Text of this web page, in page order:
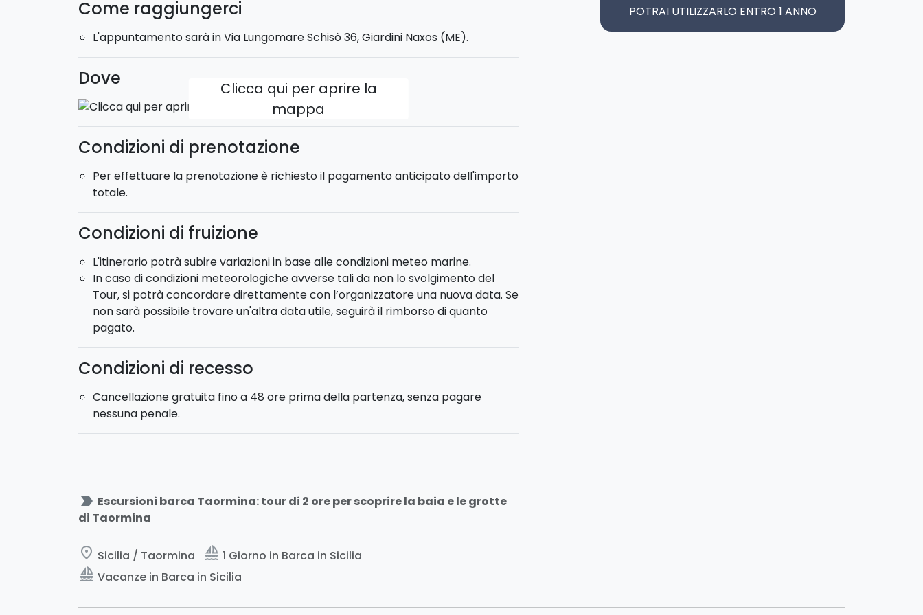
Come raggiungerci
L'appuntamento sarà in Via Lungomare Schisò 36, Giardini Naxos (ME).
Dove
Clicca qui per aprire la
mappa
Condizioni di prenotazione
Per effettuare la prenotazione è richiesto il pagamento anticipato dell'importo
totale.
Condizioni di fruizione
L'itinerario potrà subire variazioni in base alle condizioni meteo marine.
In caso di condizioni meteorologiche avverse tali da non lo svolgimento del
Tour, si potrà concordare direttamente con l’organizzatore una nuova data. Se
non sarà possibile trovare un'altra data utile, seguirà il rimborso di quanto
pagato.
Condizioni di recesso
Cancellazione gratuita fino a 48 ore prima della partenza, senza pagare
nessuna penale.
label_important Escursioni barca Taormina: tour di 2 ore per scoprire la baia e le grotte
di Taormina
place Sicilia / Taormina sailing 1 Giorno in Barca in Sicilia
sailing Vacanze in Barca in Sicilia
POTRAI UTILIZZARLO ENTRO 1 ANNO